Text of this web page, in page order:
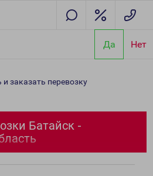
Да Нет
и заказать перевозку
Батайск -